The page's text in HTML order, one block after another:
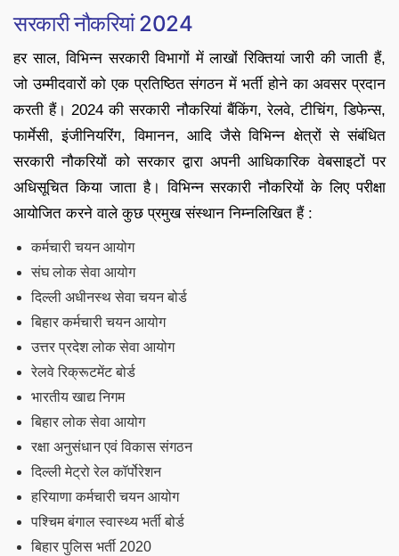
सरकारी नौकरियां 2024
हर साल, विभिन्न सरकारी विभागों में लाखों रिक्तियां जारी की जाती हैं,
जो उम्मीदवारों को एक प्रतिष्ठित संगठन में भर्ती होने का अवसर प्रदान
करती हैं। 2024 की सरकारी नौकरियां बैंकिंग, रेलवे, टीचिंग, डिफेन्स,
फार्मेसी, इंजीनियरिंग, विमानन, आदि जैसे विभिन्न क्षेत्रों से संबंधित
सरकारी नौकरियों को सरकार द्वारा अपनी आधिकारिक वेबसाइटों पर
अधिसूचित किया जाता है। विभिन्न सरकारी नौकरियों के लिए परीक्षा
आयोजित करने वाले कुछ प्रमुख संस्थान निम्नलिखित हैं :
कर्मचारी चयन आयोग
संघ लोक सेवा आयोग
दिल्ली अधीनस्थ सेवा चयन बोर्ड
बिहार कर्मचारी चयन आयोग
उत्तर प्रदेश लोक सेवा आयोग
रेलवे रिक्रूटमेंट बोर्ड
भारतीय खाद्य निगम
बिहार लोक सेवा आयोग
रक्षा अनुसंधान एवं विकास संगठन
दिल्ली मेट्रो रेल कॉर्पोरेशन
हरियाणा कर्मचारी चयन आयोग
पश्चिम बंगाल स्वास्थ्य भर्ती बोर्ड
बिहार पुलिस भर्ती 2020